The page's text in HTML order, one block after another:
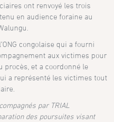
ont renvoyé les trois
en audience foraine au
congolaise qui a fourni
aux victimes pour
procès, et a coordonné le
a représenté les victimes tout
par TRIAL
des poursuites visant